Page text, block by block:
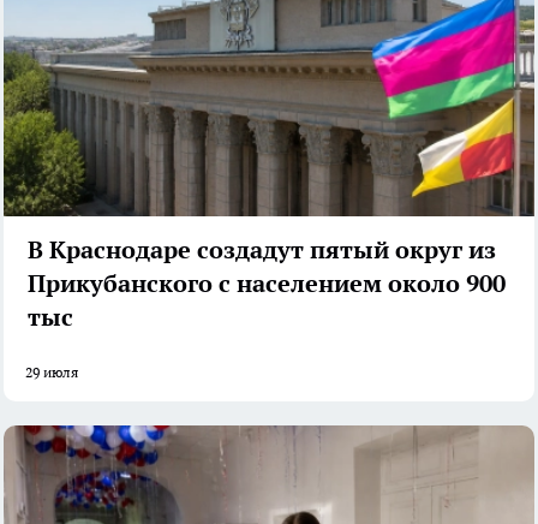
В Краснодаре создадут пятый округ из
Прикубанского с населением около 900
тыс
29 июля